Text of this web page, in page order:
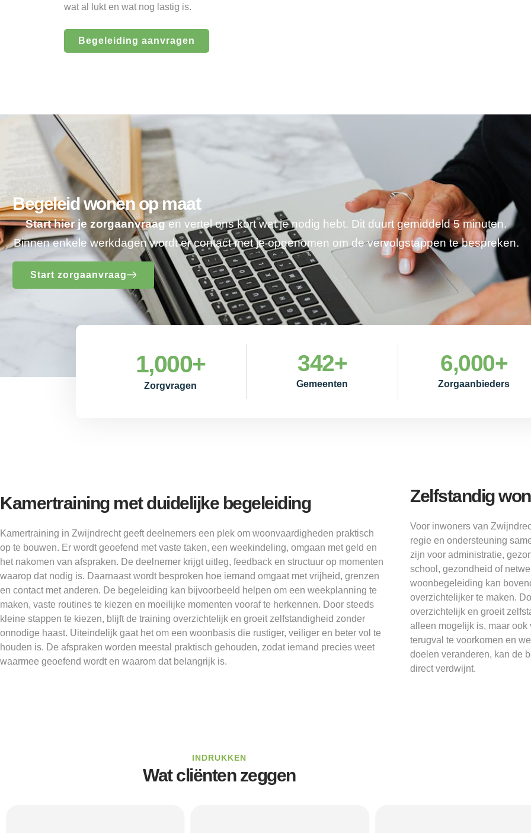
wat al lukt en wat nog lastig is.
Begeleiding aanvragen
Begeleid wonen op maat
Start hier je zorgaanvraagen vertel ons kort wat je nodig hebt. Dit duurt gemiddeld 5 minuten.
Binnen enkele werkdagen wordt er contact met je opgenomen om de vervolgstappen te bespreken.
Start zorgaanvraag
Zorgvragen
1,000+
Gemeenten
342+
Zorgaanbieders
6,000+
Kamertraining met duidelijke begeleiding
Kamertraining in Zwijndrecht geeft deelnemers een plek om woonvaardigheden praktisch
op te bouwen. Er wordt geoefend met vaste taken, een weekindeling, omgaan met geld en
het nakomen van afspraken. De deelnemer krijgt uitleg, feedback en structuur op momenten
waarop dat nodig is. Daarnaast wordt besproken hoe iemand omgaat met vrijheid, grenzen
en contact met anderen. De begeleiding kan bijvoorbeeld helpen om een weekplanning te
maken, vaste routines te kiezen en moeilijke momenten vooraf te herkennen. Door steeds
kleine stappen te kiezen, blijft de training overzichtelijk en groeit zelfstandigheid zonder
onnodige haast. Uiteindelijk gaat het om een woonbasis die rustiger, veiliger en beter vol te
houden is. De afspraken worden meestal praktisch gehouden, zodat iemand precies weet
waarmee geoefend wordt en waarom dat belangrijk is.
Zelfstandig
Voor inwoners van
regie en ondersteuning
zijn voor administratie,
school, gezondheid of
woonbegeleiding kan
overzichtelijker te maken.
overzichtelijk en groeit
alleen mogelijk is, maar
terugval te voorkomen en
doelen veranderen, kan de
direct verdwijnt.
INDRUKKEN
Wat cliënten zeggen